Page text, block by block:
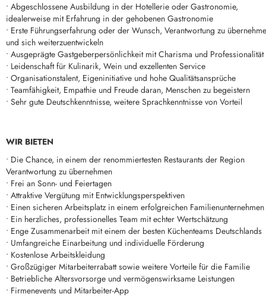
• Abgeschlossene Ausbildung in der Hotellerie oder Gastronomie,
idealerweise mit Erfahrung in der gehobenen Gastronomie
• Erste Führungserfahrung oder der Wunsch, Verantwortung zu
und sich weiterzuentwickeln
• Ausgeprägte Gastgeberpersönlichkeit mit Charisma und Professionalität
• Leidenschaft für Kulinarik, Wein und exzellenten Service
• Organisationstalent, Eigeninitiative und hohe Qualitätsansprüche
• Teamfähigkeit, Empathie und Freude daran, Menschen zu begeistern
• Sehr gute Deutschkenntnisse, weitere Sprachkenntnisse von Vorteil
WIR BIETEN
• Die Chance, in einem der renommiertesten Restaurants der Region
Verantwortung zu übernehmen
• Frei an Sonn- und Feiertagen
• Attraktive Vergütung mit Entwicklungsperspektiven
• Einen sicheren Arbeitsplatz in einem erfolgreichen Familienunternehmen
• Ein herzliches, professionelles Team mit echter Wertschätzung
• Enge Zusammenarbeit mit einem der besten Küchenteams Deutschlands
• Umfangreiche Einarbeitung und individuelle Förderung
• Kostenlose Arbeitskleidung
• Großzügiger Mitarbeiterrabatt sowie weitere Vorteile für die Familie
• Betriebliche Altersvorsorge und vermögenswirksame Leistungen
• Firmenevents und Mitarbeiter-App